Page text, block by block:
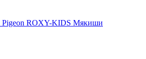
Pigeon ROXY-KIDS Мякиши